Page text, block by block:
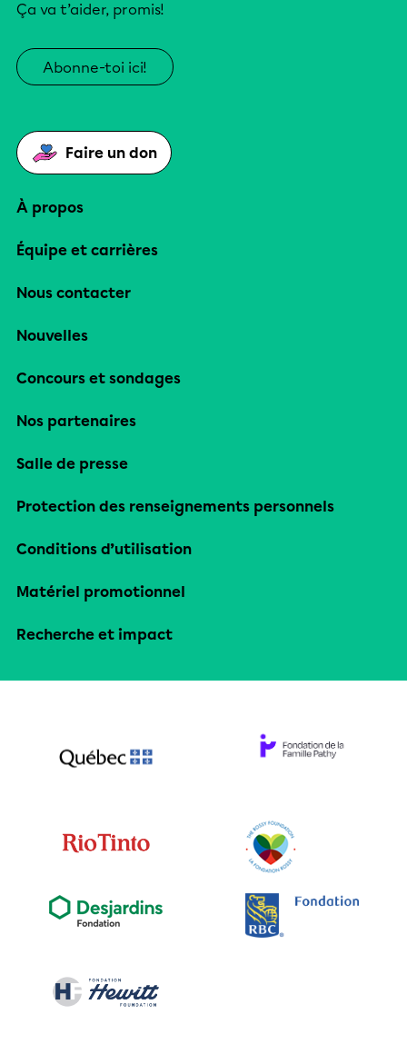
Ça va t’aider, promis!
Abonne-toi ici!
Faire un don
À propos
Équipe et carrières
Nous contacter
Nouvelles
Concours et sondages
Nos partenaires
Salle de presse
Protection des renseignements personnels
Conditions d’utilisation
Matériel promotionnel
Recherche et impact